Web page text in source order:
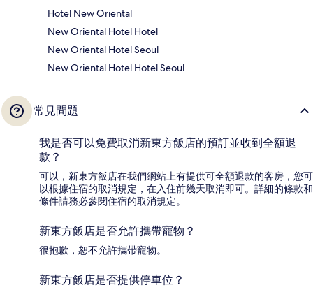
Hotel New Oriental
New Oriental Hotel Hotel
New Oriental Hotel Seoul
New Oriental Hotel Hotel Seoul
常見問題
我是否可以免費取消新東方飯店的預訂並收到全額退
款？
可以，新東方飯店在我們網站上有提供可全額退款的客房，您可
以根據住宿的取消規定，在入住前幾天取消即可。詳細的條款和
條件請務必參閱住宿的取消規定。
新東方飯店是否允許攜帶寵物？
很抱歉，恕不允許攜帶寵物。
新東方飯店是否提供停車位？